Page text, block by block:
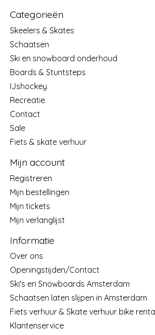
Categorieën
Skeelers & Skates
Schaatsen
Ski en snowboard onderhoud
Boards & Stuntsteps
IJshockey
Recreatie
Contact
Sale
Fiets & skate verhuur
Mijn account
Registreren
Mijn bestellingen
Mijn tickets
Mijn verlanglijst
Informatie
Over ons
Openingstijden/Contact
Ski's en Snowboards Amsterdam
Schaatsen laten slijpen in Amsterdam
Fiets verhuur & Skate verhuur bike
Klantenservice